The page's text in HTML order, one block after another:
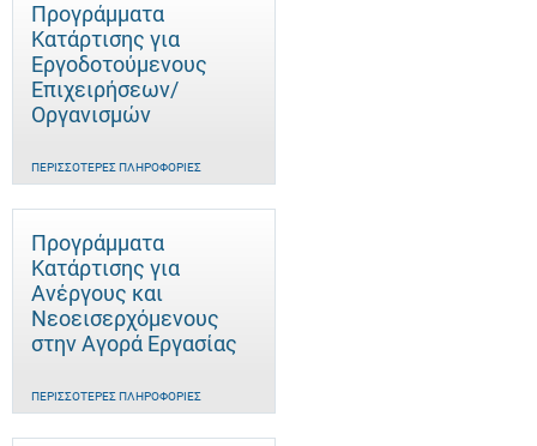
Προγράμματα
Κατάρτισης για
Εργοδοτούμενους
Επιχειρήσεων/
Οργανισμών
ΠΕΡΙΣΣΌΤΕΡΕΣ ΠΛΗΡΟΦΟΡΊΕΣ
Προγράμματα
Κατάρτισης για
Ανέργους και
Νεοεισερχόμενους
στην Αγορά Εργασίας
ΠΕΡΙΣΣΌΤΕΡΕΣ ΠΛΗΡΟΦΟΡΊΕΣ